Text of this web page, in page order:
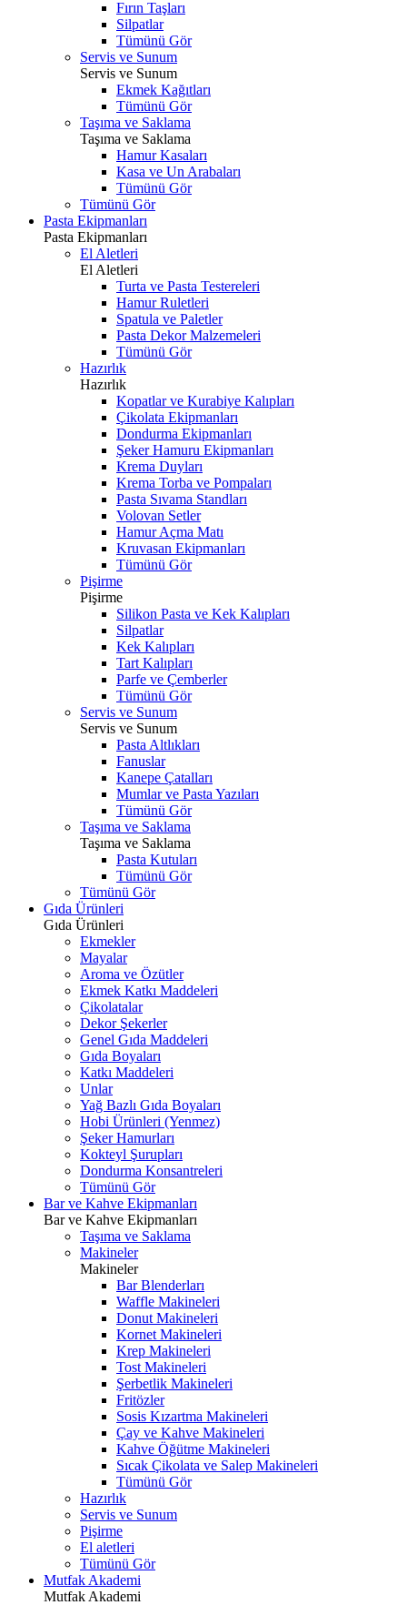
Fırın Taşları
Silpatlar
Tümünü Gör
Servis ve Sunum
Servis ve Sunum
Ekmek Kağıtları
Tümünü Gör
Taşıma ve Saklama
Taşıma ve Saklama
Hamur Kasaları
Kasa ve Un Arabaları
Tümünü Gör
Tümünü Gör
Pasta Ekipmanları
Pasta Ekipmanları
El Aletleri
El Aletleri
Turta ve Pasta Testereleri
Hamur Ruletleri
Spatula ve Paletler
Pasta Dekor Malzemeleri
Tümünü Gör
Hazırlık
Hazırlık
Kopatlar ve Kurabiye Kalıpları
Çikolata Ekipmanları
Dondurma Ekipmanları
Şeker Hamuru Ekipmanları
Krema Duyları
Krema Torba ve Pompaları
Pasta Sıvama Standları
Volovan Setler
Hamur Açma Matı
Kruvasan Ekipmanları
Tümünü Gör
Pişirme
Pişirme
Silikon Pasta ve Kek Kalıpları
Silpatlar
Kek Kalıpları
Tart Kalıpları
Parfe ve Çemberler
Tümünü Gör
Servis ve Sunum
Servis ve Sunum
Pasta Altlıkları
Fanuslar
Kanepe Çatalları
Mumlar ve Pasta Yazıları
Tümünü Gör
Taşıma ve Saklama
Taşıma ve Saklama
Pasta Kutuları
Tümünü Gör
Tümünü Gör
Gıda Ürünleri
Gıda Ürünleri
Ekmekler
Mayalar
Aroma ve Özütler
Ekmek Katkı Maddeleri
Çikolatalar
Dekor Şekerler
Genel Gıda Maddeleri
Gıda Boyaları
Katkı Maddeleri
Unlar
Yağ Bazlı Gıda Boyaları
Hobi Ürünleri (Yenmez)
Şeker Hamurları
Kokteyl Şurupları
Dondurma Konsantreleri
Tümünü Gör
Bar ve Kahve Ekipmanları
Bar ve Kahve Ekipmanları
Taşıma ve Saklama
Makineler
Makineler
Bar Blenderları
Waffle Makineleri
Donut Makineleri
Kornet Makineleri
Krep Makineleri
Tost Makineleri
Şerbetlik Makineleri
Fritözler
Sosis Kızartma Makineleri
Çay ve Kahve Makineleri
Kahve Öğütme Makineleri
Sıcak Çikolata ve Salep Makineleri
Tümünü Gör
Hazırlık
Servis ve Sunum
Pişirme
El aletleri
Tümünü Gör
Mutfak Akademi
Mutfak Akademi